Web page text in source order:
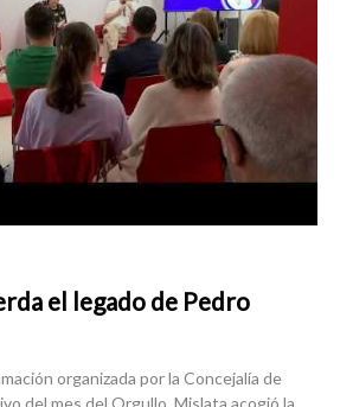
el legado de Pedro
organizada por la Concejalía de
del mes del Orgullo, Mislata acogió la